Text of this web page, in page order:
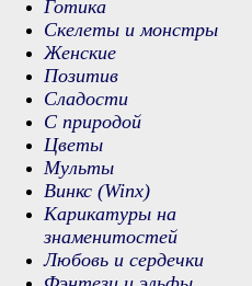
Готика
Скелеты и монстры
Женские
Позитив
Сладости
С природой
Цветы
Мульты
Винкс (Winx)
Карикатуры на
знаменитостей
Любовь и сердечки